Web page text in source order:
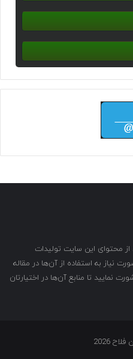
محتوای این سایت تولیدات
به استفاده از آن‌ها در مقاله
نمایید تا منابع آن‌ها در اختیارتان
2026